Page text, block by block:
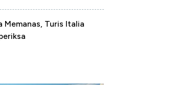
Memanas, Turis Italia